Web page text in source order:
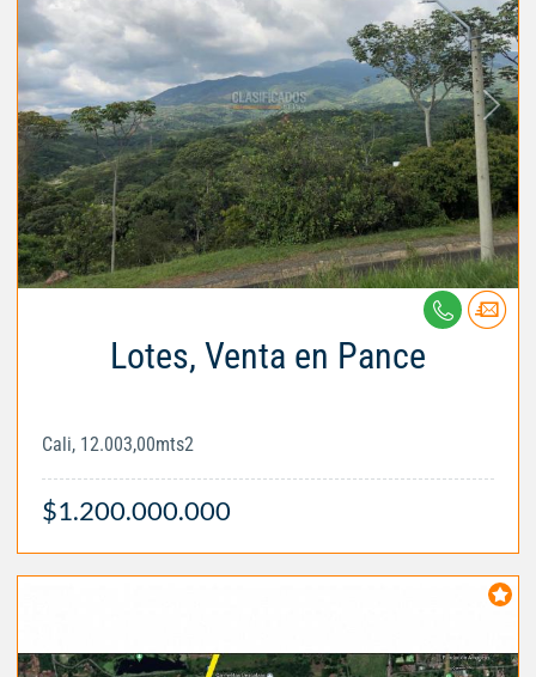
Lotes, Venta en Pance
Cali, 12.003,00mts2
$1.200.000.000